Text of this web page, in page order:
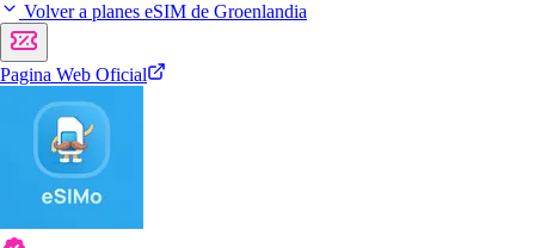
Volver a planes eSIM de Groenlandia
Pagina Web Oficial